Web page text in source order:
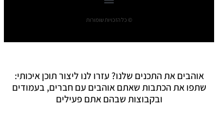
© כל הזכויות שומורות
אוהבים את התכנים שלנו? עזרו לנו ליצור תוכן איכותי:
שתפו את הכתבות שאתם אוהבים עם חברים, בעמודים
ובקבוצות שבהם אתם פעילים